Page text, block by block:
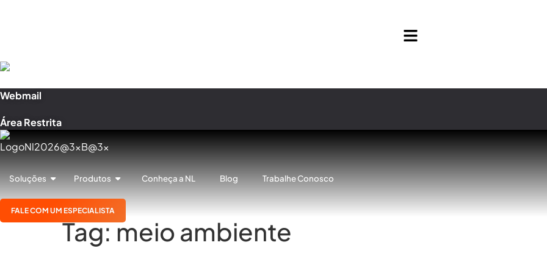
Webmail
Área Restrita
Soluções Produtos Conheça a NL Blog Trabalhe Conosco
FALE COM UM ESPECIALISTA
Tag:meio ambiente